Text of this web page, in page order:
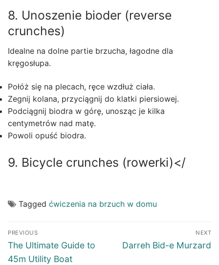
8. Unoszenie bioder (reverse
crunches)
Idealne na dolne partie brzucha, łagodne dla
kręgosłupa.
Połóż się na plecach, ręce wzdłuż ciała.
Zegnij kolana, przyciągnij do klatki piersiowej.
Podciągnij biodra w górę, unosząc je kilka
centymetrów nad matę.
Powoli opuść biodra.
9. Bicycle crunches (rowerki)</
Tagged ćwiczenia na brzuch w domu
Post
navigation
PREVIOUS
Previous
post:
The Ultimate Guide to
45m Utility Boat
NEXT
Next
Darreh Bid-e Murzard